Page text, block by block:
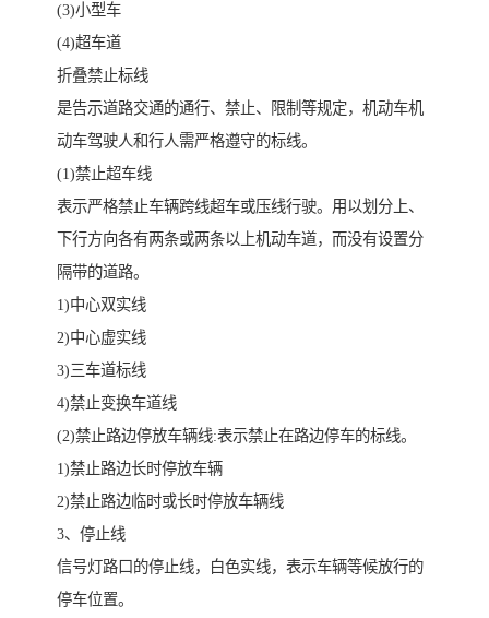
(3)小型车
(4)超车道
折叠禁止标线
是告示道路交通的通行、禁止、限制等规定，机动车机
动车驾驶人和行人需严格遵守的标线。
(1)禁止超车线
表示严格禁止车辆跨线超车或压线行驶。用以划分上、
下行方向各有两条或两条以上机动车道，而没有设置分
隔带的道路。
1)中心双实线
2)中心虚实线
3)三车道标线
4)禁止变换车道线
(2)禁止路边停放车辆线:表示禁止在路边停车的标线。
1)禁止路边长时停放车辆
2)禁止路边临时或长时停放车辆线
3、停止线
信号灯路口的停止线，白色实线，表示车辆等候放行的
停车位置。